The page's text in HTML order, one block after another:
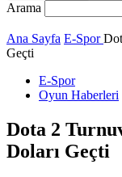
Arama
Ana Sayfa E-Spor
Geçti
E-Spor
Oyun Haberleri
Dota 2
Doları Geçti